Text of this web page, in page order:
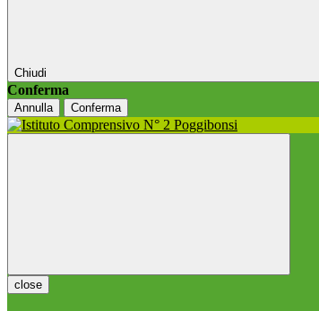
Chiudi
Conferma
Annulla Conferma
close